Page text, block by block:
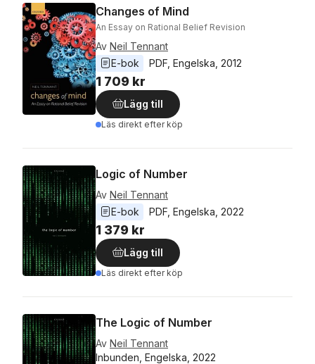
Changes of Mind
An Essay on Rational Belief Revision
Av Neil Tennant
E-bok
PDF Engelska 2012
1 709 kr
Lägg till
Läs direkt efter köp
Logic of Number
Av Neil Tennant
E-bok
PDF Engelska 2022
1 379 kr
Lägg till
Läs direkt efter köp
The Logic of Number
Av Neil Tennant
Inbunden, Engelska, 2022